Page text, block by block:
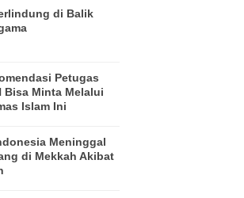
di Balik
Petugas
Bisa Minta Melalui
Islam Ini
Meninggal
di Mekkah Akibat